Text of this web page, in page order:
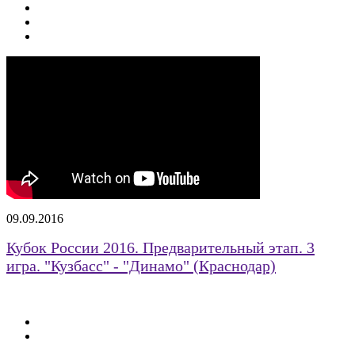
09.09.2016
Кубок России 2016. Предварительный этап. 3
игра. "Кузбасс" - "Динамо" (Краснодар)